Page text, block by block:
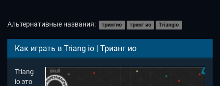
Альтернативные названия: трингио тринг ио Triangio
Как играть в Triang io | Трианг ио
Triang
io это